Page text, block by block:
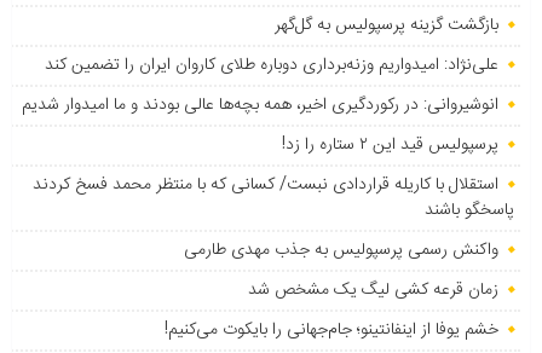
بازگشت گزینه پرسپولیس به ‌گل‌گهر
علی‌نژاد: امیدواریم وزنه‌برداری دوباره طلای کاروان ایران را تضمین کند
انوشیروانی: در رکوردگیری اخیر، همه بچه‌ها عالی بودند و ما امیدوار شدیم
پرسپولیس قید این ۲ ستاره را زد!
استقلال با کاریله قراردادی نبست/ کسانی که با منتظر محمد فسخ کردند
پاسخگو باشند
واکنش رسمی پرسپولیس به جذب مهدی طارمی
زمان قرعه کشی لیگ یک مشخص شد
خشم یوفا از اینفانتینو؛ جام‌جهانی را بایکوت می‌کنیم!